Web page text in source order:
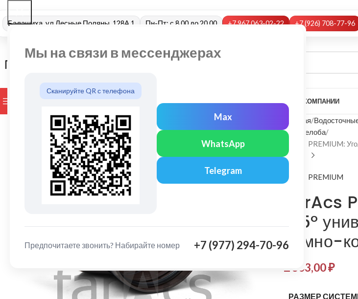
Мы на связи в мессенджерах
Сканируйте QR с телефона
Max
WhatsApp
Telegram
Предпочитаете звонить? Набирайте номер +7 (977) 294-70-96
Балашиха, ул Лесные Поляны, 128А 1 Пн-Пт: с 8.00 до 20.00 +7 967 063-02-22 +7 (926) 708-77-96
ПРОСМОТР КАТЕГОРИЙ БРЕНДЫ О КОМПАНИИ
Главная
Угол желоба
FarAcs PREMIUM:
FarAcs PREMIUM
FarAcs
135°
Темно-
2 303,00₽
РАЗМЕР